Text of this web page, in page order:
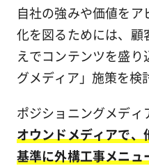
自社の強みや価値を
化を図るためには、顧
えでコンテンツを盛
グメディア」施策を検
ポジショニングメディ
オウンドメディアで
基準に外構工事メニ